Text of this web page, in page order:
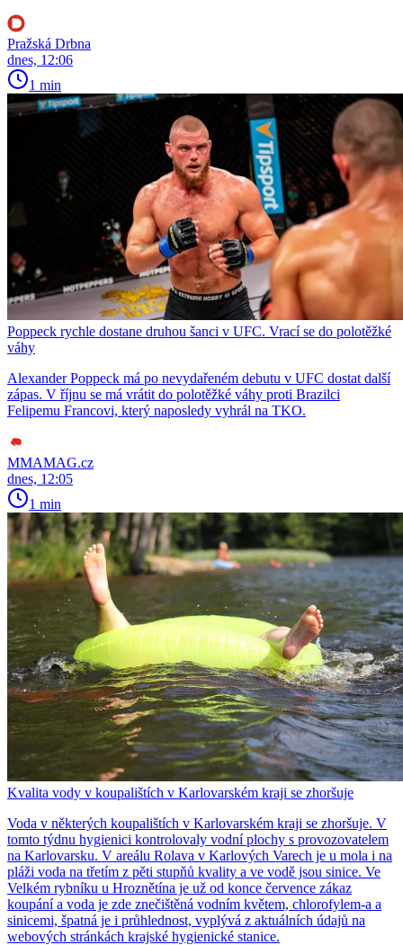
Pražská Drbna
dnes, 12:06
1 min
Poppeck rychle dostane druhou šanci v UFC. Vrací se do polotěžké
váhy
Alexander Poppeck má po nevydařeném debutu v UFC dostat další
zápas. V říjnu se má vrátit do polotěžké váhy proti Brazilci
Felipemu Francovi, který naposledy vyhrál na TKO.
MMAMAG.cz
dnes, 12:05
1 min
Kvalita vody v koupalištích v Karlovarském kraji se zhoršuje
Voda v některých koupalištích v Karlovarském kraji se zhoršuje. V
tomto týdnu hygienici kontrolovaly vodní plochy s provozovatelem
na Karlovarsku. V areálu Rolava v Karlových Varech je u mola i na
pláži voda na třetím z pěti stupňů kvality a ve vodě jsou sinice. Ve
Velkém rybníku u Hroznětína je už od konce července zákaz
koupání a voda je zde znečištěná vodním květem, chlorofylem-a a
sinicemi, špatná je i průhlednost, vyplývá z aktuálních údajů na
webových stránkách krajské hygienické stanice.